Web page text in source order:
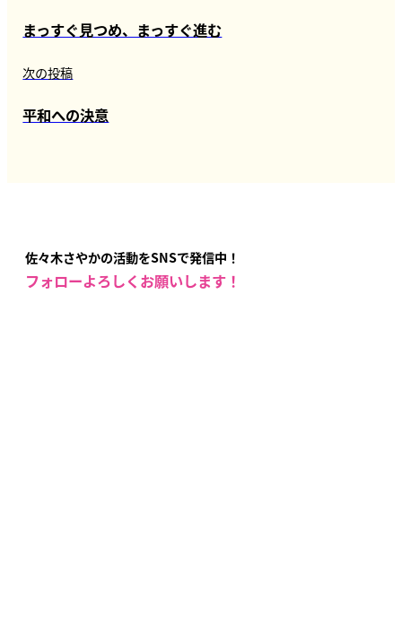
まっすぐ見つめ、まっすぐ進む
次の投稿
平和への決意
佐々木さやかの活動をSNSで発信中！
フォローよろしくお願いします！